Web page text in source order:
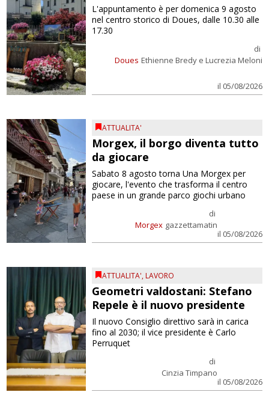
Doues
di
Ethienne Bredy e Lucrezia Meloni
il 05/08/2026
L'appuntamento è per domenica 9 agosto
nel centro storico di Doues, dalle 10.30 alle
17.30
ATTUALITA'
Morgex, il borgo diventa tutto
da giocare
Morgex
di
gazzettamatin
il 05/08/2026
Sabato 8 agosto torna Una Morgex per
giocare, l'evento che trasforma il centro
paese in un grande parco giochi urbano
ATTUALITA', LAVORO
Geometri valdostani: Stefano
Repele è il nuovo presidente
di
Cinzia Timpano
il 05/08/2026
Il nuovo Consiglio direttivo sarà in carica
fino al 2030; il vice presidente è Carlo
Perruquet